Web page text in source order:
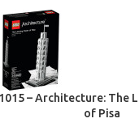
– Architecture: The
of Pisa